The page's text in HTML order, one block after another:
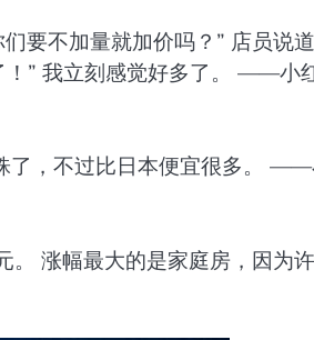
要不加量就加价吗？” 店员说道
！” 我立刻感觉好多了。 ——小
了，不过比日本便宜很多。
涨幅最大的是家庭房，因为